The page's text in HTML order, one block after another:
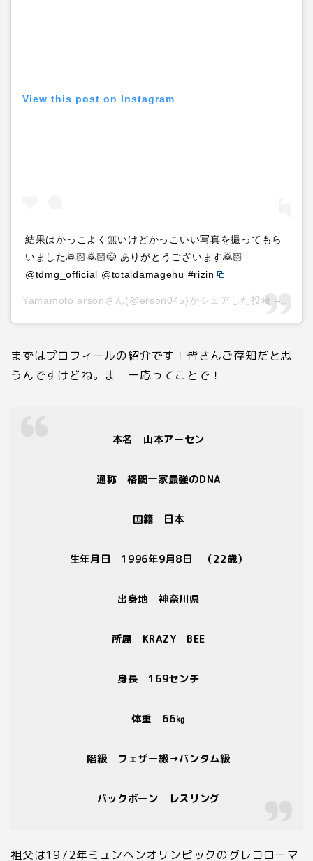
View this post on Instagram
結果はかっこよく無いけどかっこいい写真を撮ってもら
いました🙇🏻🙇🏻😅 ありがとうございます🙇🏻
@tdmg_official @totaldamagehu #rizin
まずはプロフィールの紹介です！皆さんご存知だと思
うんですけどね。ま 一応ってことで！
本名 山本アーセン
通称 格闘一家最強のDNA
国籍 日本
生年月日 1996年9月8日 （22歳）
出身地 神奈川県
所属 KRAZY BEE
身長 169センチ
体重 66㎏
階級 フェザー級→バンタム級
バックボーン レスリング
祖父は1972年ミュンヘンオリンピックのグレコローマ